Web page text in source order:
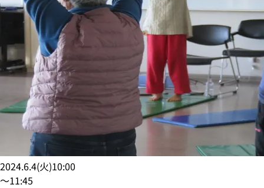
2024.6.4(火)10:00
〜11:45